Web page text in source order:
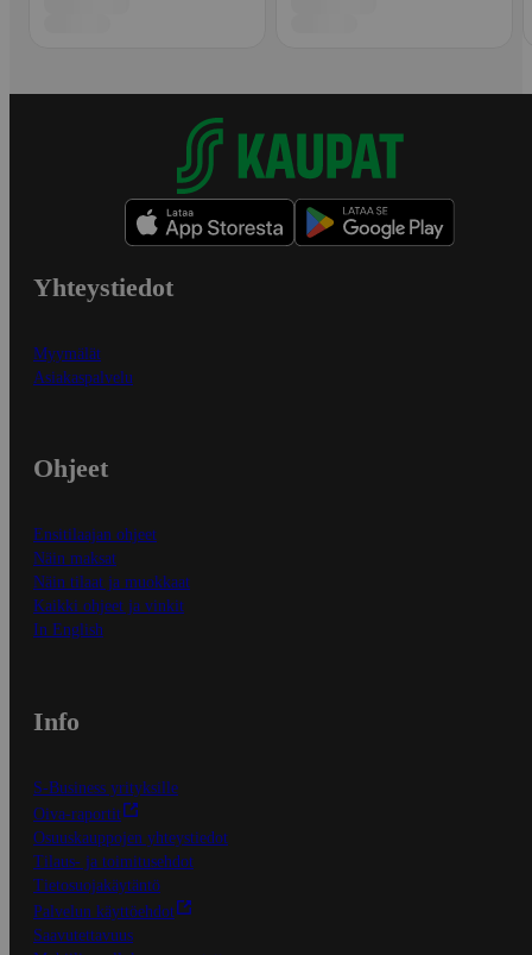
Yhteystiedot
Myymälät
Asiakaspalvelu
Ohjeet
Ensitilaajan ohjeet
Näin maksat
Näin tilaat ja muokkaat
Kaikki ohjeet ja vinkit
In English
Info
S-Business yrityksille
Oiva-raportit
Osuuskauppojen yhteystiedot
Tilaus- ja toimitusehdot
Tietosuojakäytäntö
Palvelun käyttöehdot
Saavutettavuus